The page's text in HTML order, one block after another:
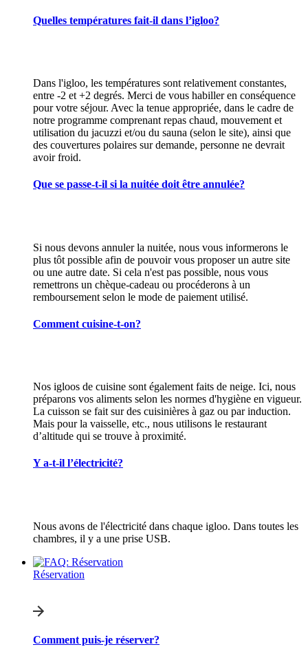
Quelles températures fait-il dans l’igloo?
Dans l'igloo, les températures sont relativement constantes,
entre -2 et +2 degrés. Merci de vous habiller en conséquence
pour votre séjour. Avec la tenue appropriée, dans le cadre de
notre programme comprenant repas chaud, mouvement et
utilisation du jacuzzi et/ou du sauna (selon le site), ainsi que
des couvertures polaires sur demande, personne ne devrait
avoir froid.
Que se passe-t-il si la nuitée doit être annulée?
Si nous devons annuler la nuitée, nous vous informerons le
plus tôt possible afin de pouvoir vous proposer un autre site
ou une autre date. Si cela n'est pas possible, nous vous
remettrons un chèque-cadeau ou procéderons à un
remboursement selon le mode de paiement utilisé.
Comment cuisine-t-on?
Nos igloos de cuisine sont également faits de neige. Ici, nous
préparons vos aliments selon les normes d'hygiène en vigueur.
La cuisson se fait sur des cuisinières à gaz ou par induction.
Mais pour la vaisselle, etc., nous utilisons le restaurant
d’altitude qui se trouve à proximité.
Y a-t-il l’électricité?
Nous avons de l'électricité dans chaque igloo. Dans toutes les
chambres, il y a une prise USB.
Réservation
Comment puis-je réserver?